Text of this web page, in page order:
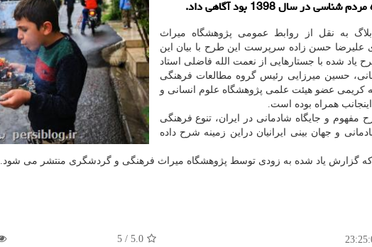
در سال 1398 بود آگاهی داد.
به نقل از روابط عمومی پژوهشگاه میراث
حسن زاده سرپرست این طرح با بیان این
یاد شده با جستارهایی از نعمت الله فاضلی استاد
حسین میرزایی رئیس گروه مطالعات فرهنگی
كریمی عضو هیئت علمی پژوهشگاه علوم انسانی و
همراه بوده است.
مفهوم و جایگاه شادمانی در ایران، تنوع فرهنگی
و جهان بینی ایرانیان دراین زمینه شرح داده
كه گزارش یاد شده به زودی توسط پژوهشگاه میراث فرهنگی و گردشگری منتشر می شود.
5.0
/ 5